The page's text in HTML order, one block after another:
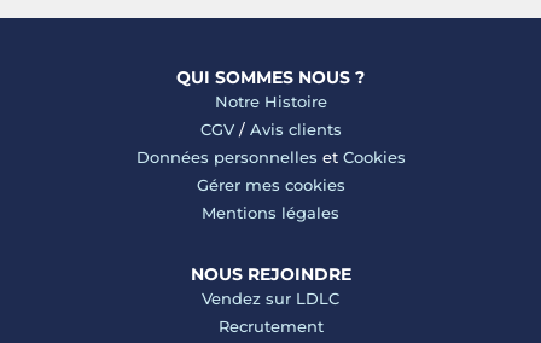
QUI SOMMES NOUS ?
Notre Histoire
CGV/ Avis clients
Données personnelles et Cookies
Gérer mes cookies
Mentions légales
NOUS REJOINDRE
Vendez sur LDLC
Recrutement